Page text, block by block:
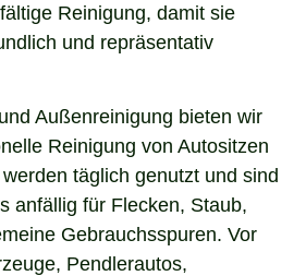
Reinigung, damit sie
und repräsentativ
Außenreinigung bieten wir
Reinigung von Autositzen
täglich genutzt und sind
anfällig für Flecken, Staub,
Gebrauchsspuren. Vor
Pendlerautos,